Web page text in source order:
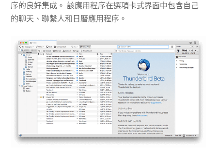
序的良好集成。 該應用程序在選項卡式界面中包含自己
的聊天、聯繫人和日曆應用程序。